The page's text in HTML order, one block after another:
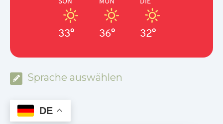
33° 36° 32°
Sprache auswählen
DE